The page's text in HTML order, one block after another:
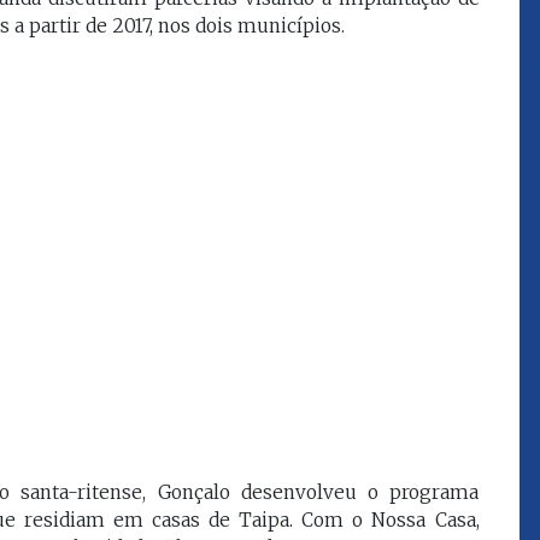
a partir de 2017, nos dois municípios.
ritense, Gonçalo desenvolveu o programa
residiam em casas de Taipa. Com o Nossa Casa,
eu estou
desde março
da Justiça
no biênio
presidente
Justiça do
o Biênio
juízes e servidores"